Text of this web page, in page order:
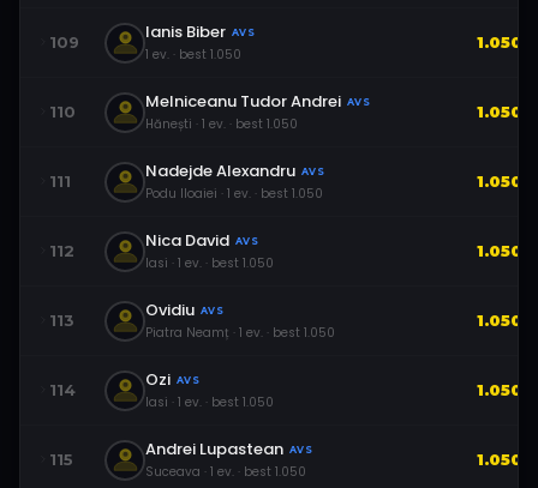
109 Ianis Biber AVS
1 ev. · best 1.050
1.050
110 Melniceanu Tudor Andrei AVS
Hănești · 1 ev. · best 1.050
1.050
111 Nadejde Alexandru AVS
Podu Iloaiei · 1 ev. · best 1.050
1.050
112 Nica David AVS
Iasi · 1 ev. · best 1.050
1.050
113 Ovidiu AVS
Piatra Neamț · 1 ev. · best 1.050
1.050
114 Ozi AVS
Iasi · 1 ev. · best 1.050
1.050
115 Andrei Lupastean AVS
Suceava · 1 ev. · best 1.050
1.050